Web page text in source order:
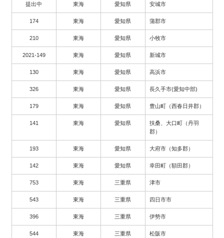
提出中 東海 愛知県 安城市
174 東海 愛知県 蒲郡市
210 東海 愛知県 小牧市
2021-149 東海 愛知県 新城市
130 東海 愛知県 高浜市
326 東海 愛知県 長久手市(愛知中部)
179 東海 愛知県 豊山町（西春日井郡）
141 東海 愛知県
扶桑、大口町（丹羽
郡）
193 東海 愛知県 大府市（知多郡）
142 東海 愛知県 幸田町（額田郡）
753 東海 三重県 津市
543 東海 三重県 四日市市
396 東海 三重県 伊勢市
544 東海 三重県 松阪市